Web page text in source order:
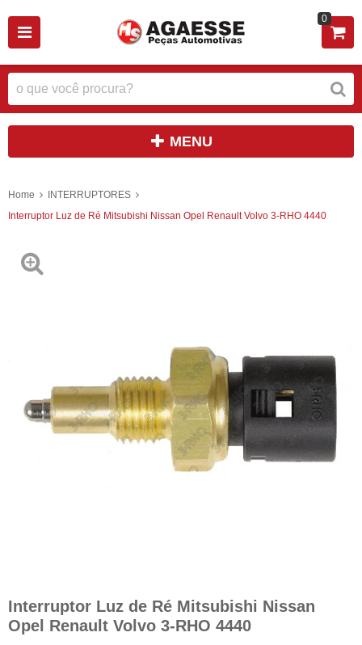
0
MENU
Home
INTERRUPTORES
Interruptor Luz de Ré Mitsubishi Nissan Opel Renault Volvo 3-RHO 4440
Interruptor Luz de Ré Mitsubishi Nissan
Opel Renault Volvo 3-RHO 4440